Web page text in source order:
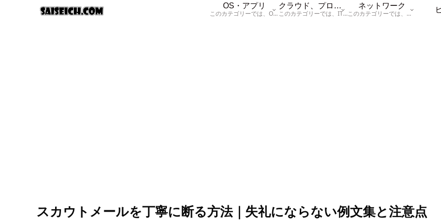
OS・アプリ
このカテゴリーでは、OSに関する情報を記載しています。
クラウド、プログラム
このカテゴリーでは、ITに関する基本的な情報として「ハードウェア、「サーバー」、「データベース、「ネットワーク」、「セキュリティ」、「プログラム」に関する情報を記載しています。
ネットワーク
このカテゴリーでは、「ネットワーク」に関する情報を記載しています。
スカウトメールを丁寧に断る方法｜失礼にならない例文集と注意点